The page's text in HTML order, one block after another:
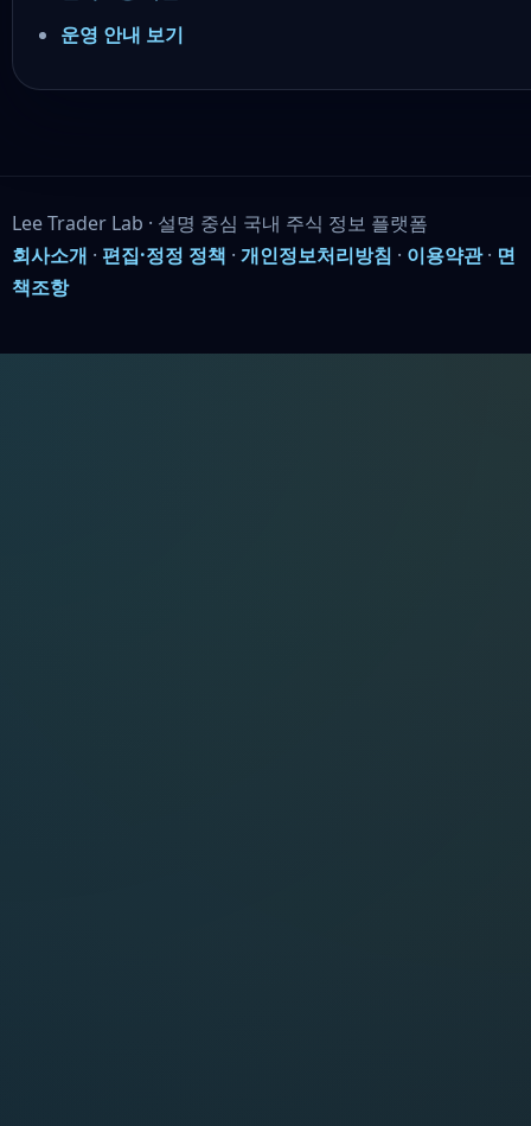
운영 안내 보기
Lee Trader Lab · 설명 중심 국내 주식 정보 플랫폼
회사소개 · 편집·정정 정책 · 개인정보처리방침 · 이용약관· 면
책조항